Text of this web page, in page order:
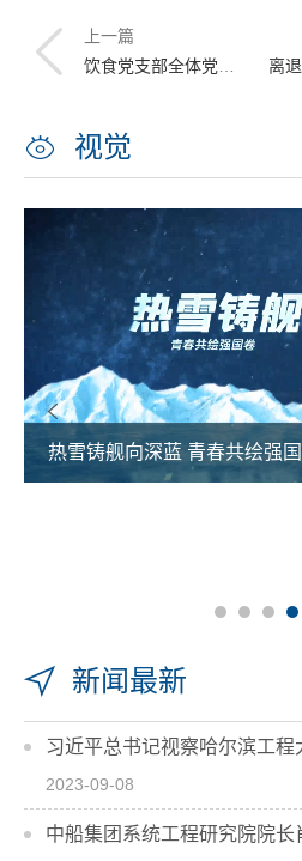
上一篇
饮食党支部全体党员热议习近平总书记来校视察时的重要讲话精神
离退休人
视觉
热雪铸舰向深蓝 青春共绘强
新闻最新
习近平总书记视察哈尔滨工程
2023-09-08
中船集团系统工程研究院院长